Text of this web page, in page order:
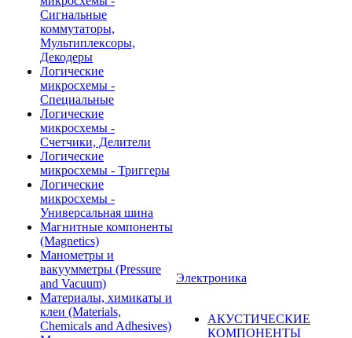
Сигнальные
коммутаторы,
Мультиплексоры,
Декодеры
Логические
микросхемы -
Специальные
Логические
микросхемы -
Счетчики, Делители
Логические
микросхемы - Триггеры
Логические
микросхемы -
Универсальная шина
Магнитные компоненты
(Magnetics)
Манометры и
вакуумметры (Pressure
and Vacuum)
Материалы, химикаты и
клеи (Materials,
Chemicals and Adhesives)
Электроника
АКУСТИЧЕСКИЕ
КОМПОНЕНТЫ